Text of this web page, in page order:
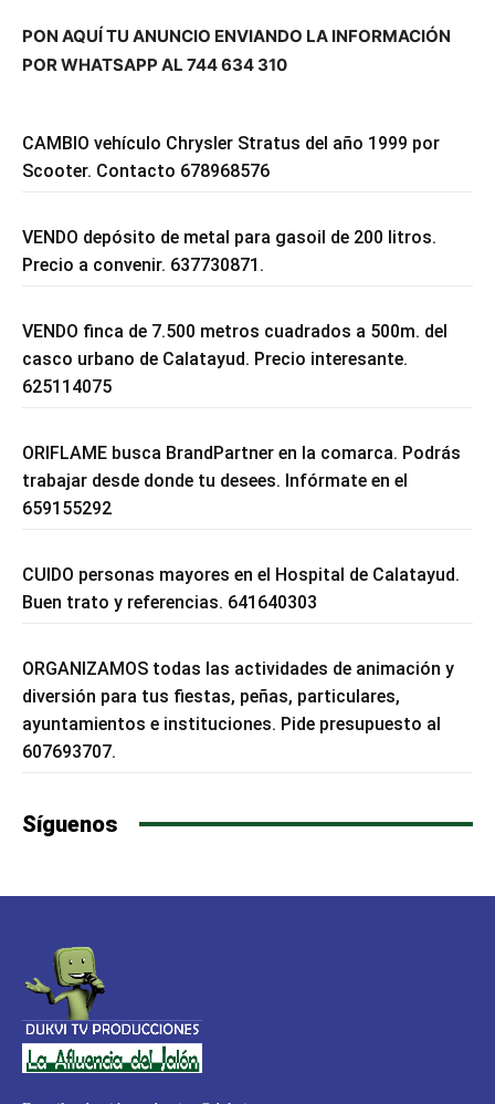
PON AQUÍ TU ANUNCIO ENVIANDO LA INFORMACIÓN
POR WHATSAPP AL 744 634 310
CAMBIO vehículo Chrysler Stratus del año 1999 por
Scooter. Contacto 678968576
VENDO depósito de metal para gasoil de 200 litros.
Precio a convenir. 637730871.
VENDO finca de 7.500 metros cuadrados a 500m. del
casco urbano de Calatayud. Precio interesante.
625114075
ORIFLAME busca BrandPartner en la comarca. Podrás
trabajar desde donde tu desees. Infórmate en el
659155292
CUIDO personas mayores en el Hospital de Calatayud.
Buen trato y referencias. 641640303
ORGANIZAMOS todas las actividades de animación y
diversión para tus fiestas, peñas, particulares,
ayuntamientos e instituciones. Pide presupuesto al
607693707.
Síguenos